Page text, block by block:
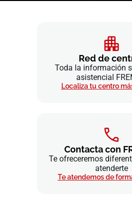
Red de
Toda la información
asistencial
Localiza tu centro
Contacta con
Te ofreceremos
atenderte
Te atendemos de